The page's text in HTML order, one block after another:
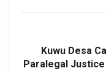
Kuwu Desa
Paralegal Justice